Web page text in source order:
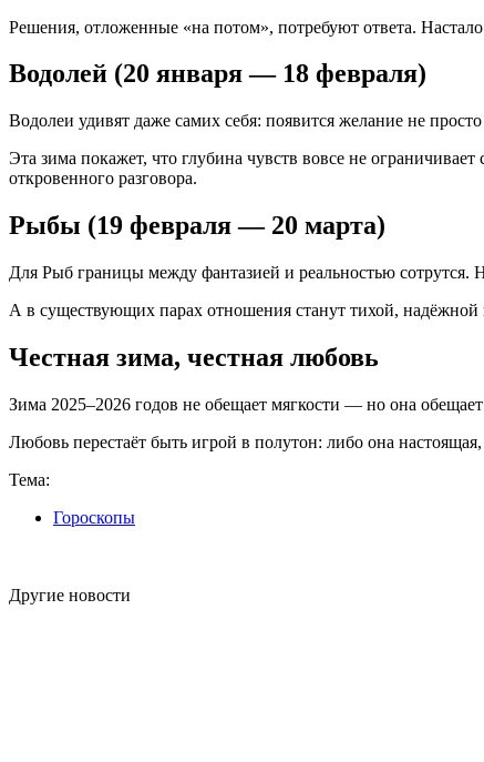
Решения, отложенные «на потом», потребуют ответа.
Водолей (20 января — 18 февраля)
Водолеи удивят даже самих себя: появится желание не
Эта зима покажет, что глубина чувств вовсе не
откровенного разговора.
Рыбы (19 февраля — 20 марта)
Для Рыб границы между фантазией и реальностью сотрутся.
А в существующих парах отношения станут тихой,
Честная зима, честная любовь
Зима 2025–2026 годов не обещает мягкости — но она
Любовь перестаёт быть игрой в полутон: либо она
Тема:
Гороскопы
Другие новости